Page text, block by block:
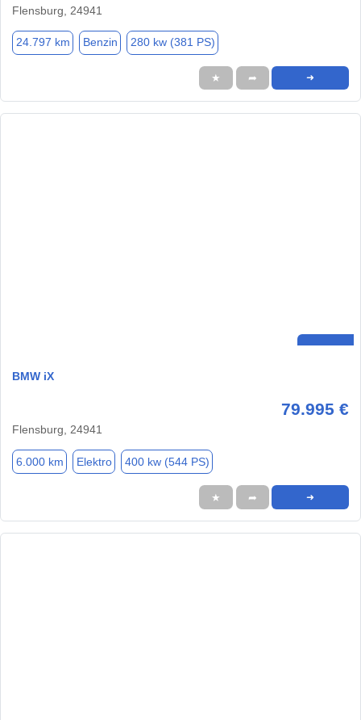
Flensburg, 24941
24.797 km Benzin 280 kw (381 PS)
★ ➦ ➜
BMW iX
79.995 €
Flensburg, 24941
6.000 km Elektro 400 kw (544 PS)
★ ➦ ➜